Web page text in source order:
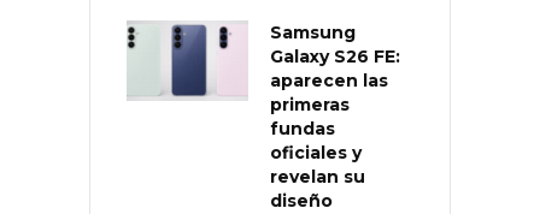
Samsung
Galaxy S26 FE:
aparecen las
primeras
fundas
oficiales y
revelan su
diseño